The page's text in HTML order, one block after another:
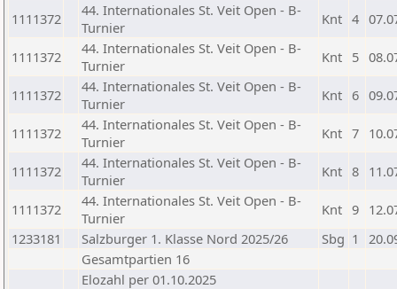
1111372
44. Internationales St. Veit Open - B-
Turnier
Knt 4
1111372
44. Internationales St. Veit Open - B-
Turnier
Knt 5
1111372
44. Internationales St. Veit Open - B-
Turnier
Knt 6
1111372
44. Internationales St. Veit Open - B-
Turnier
Knt 7
1111372
44. Internationales St. Veit Open - B-
Turnier
Knt 8
1111372
44. Internationales St. Veit Open - B-
Turnier
Knt 9
1233181
Salzburger 1. Klasse Nord 2025/26 Sbg 1
Gesamtpartien 16
Elozahl per 01.10.2025